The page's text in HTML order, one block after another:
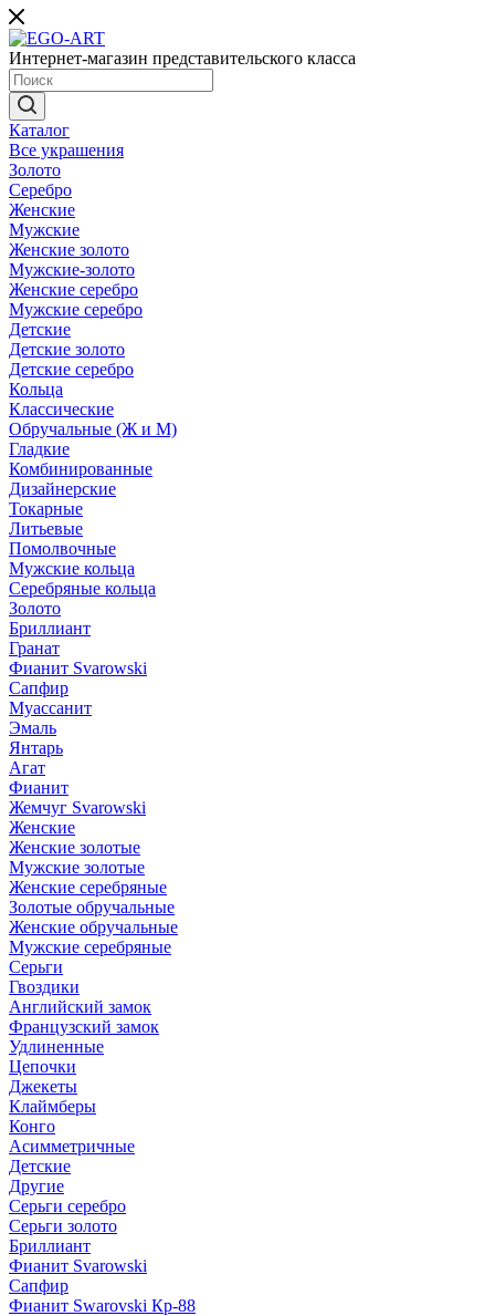
Интернет-магазин представительского класса
Каталог
Все украшения
Золото
Серебро
Женские
Мужские
Женские золото
Мужские-золото
Женские серебро
Мужские серебро
Детские
Детские золото
Детские серебро
Кольца
Классические
Обручальные (Ж и М)
Гладкие
Комбинированные
Дизайнерские
Токарные
Литьевые
Помолвочные
Мужские кольца
Серебряные кольца
Золото
Бриллиант
Гранат
Фианит Svarowski
Сапфир
Муассанит
Эмаль
Янтарь
Агат
Фианит
Жемчуг Svarowski
Женские
Женские золотые
Мужские золотые
Женские серебряные
Золотые обручальные
Женские обручальные
Мужские серебряные
Серьги
Гвоздики
Английский замок
Французский замок
Удлиненные
Цепочки
Джекеты
Клаймберы
Конго
Асимметричные
Детские
Другие
Серьги серебро
Серьги золото
Бриллиант
Фианит Svarowski
Сапфир
Фианит Swarovski Кр-88